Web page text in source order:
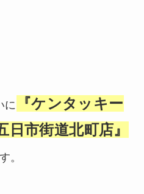
に
『ケンタッキー
市街道北町店』
。